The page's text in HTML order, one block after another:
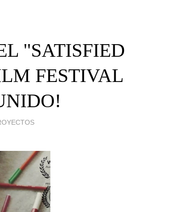
"SATISFIED
FESTIVAL